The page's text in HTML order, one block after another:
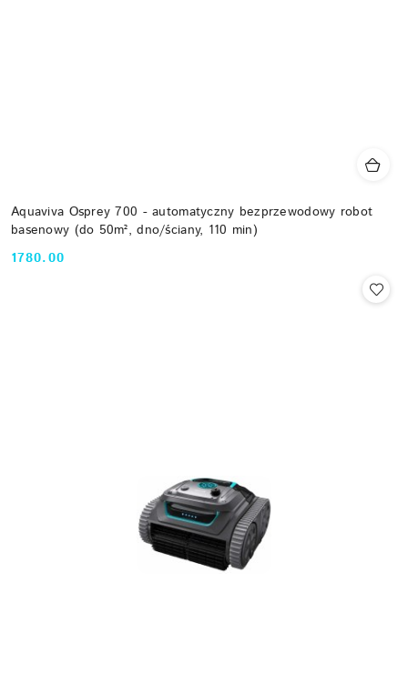
Aquaviva Osprey 700 - automatyczny bezprzewodowy robot
basenowy (do 50m², dno/ściany, 110 min)
Cena:
1780.00